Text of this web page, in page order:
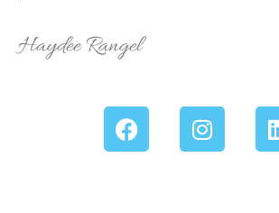
Haydee Rangel
F
a
c
I
n
s